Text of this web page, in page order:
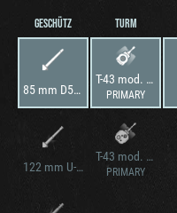
GESCHÜTZ
85 mm D5T-85BM
122 mm U-11
TURM
T-43 mod. 1942
PRIMARY
T-43 mod. 1943
PRIMARY